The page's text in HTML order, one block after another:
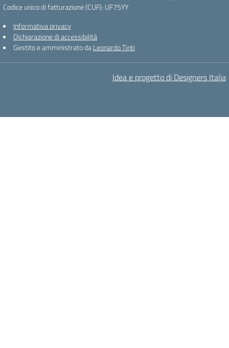
Codice unico di fatturazione (CUF): UF75YY
Informativa privacy
Dichiarazione di accessibilità
Gestito e amministrato daLeonardo Tinti
Idea e progetto di Designers Italia